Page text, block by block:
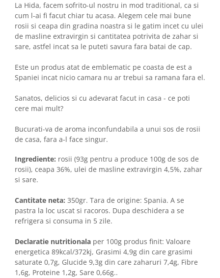
La Hida, facem sofrito-ul nostru in mod traditional, ca si
cum l-ai fi facut chiar tu acasa. Alegem cele mai bune
rosii si ceapa din gradina noastra si le gatim incet cu ulei
de masline extravirgin si cantitatea potrivita de zahar si
sare, astfel incat sa le puteti savura fara batai de cap.
Este un produs atat de emblematic pe coasta de est a
Spaniei incat nicio camara nu ar trebui sa ramana fara el.
Sanatos, delicios si cu adevarat facut in casa - ce poti
cere mai mult?
Bucurati-va de aroma inconfundabila a unui sos de rosii
de casa, fara a-l face singur.
Ingrediente: rosii (93g pentru a produce 100g de sos de
rosii), ceapa 36%, ulei de masline extravirgin 4,5%, zahar
si sare.
Cantitate neta: 350gr. Tara de origine: Spania. A se
pastra la loc uscat si racoros. Dupa deschidera a se
refrigera si consuma in 5 zile.
Declaratie nutritionala per 100g produs finit: Valoare
energetica 89kcal/372kj, Grasimi 4,9g din care grasimi
saturate 0,7g, Glucide 9,3g din care zaharuri 7,4g, Fibre
1,6g, Proteine 1,2g, Sare 0,66g..